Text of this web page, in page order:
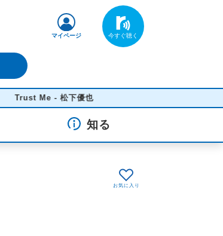
マイページ
Trust Me - 松下優也
知る